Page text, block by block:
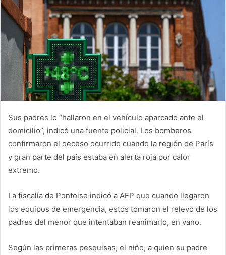
e
m
a
i
l
Sus padres lo “hallaron en el vehículo aparcado ante el
domicilio”, indicó una fuente policial. Los bomberos
confirmaron el deceso ocurrido cuando la región de París
y gran parte del país estaba en alerta roja por calor
extremo.
La fiscalía de Pontoise indicó a AFP que cuando llegaron
los equipos de emergencia, estos tomaron el relevo de los
padres del menor que intentaban reanimarlo, en vano.
Según las primeras pesquisas, el niño, a quien su padre